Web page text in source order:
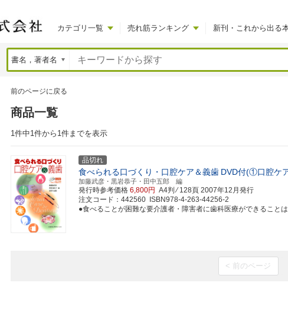
カテゴリ一覧 売れ筋ランキング 新刊・これから出る
前のページに戻る
商品一覧
1件中1件から1件までを表示
品切れ
食べられる口づくり・口腔ケア＆義歯 DVD付(①口腔ケ
加藤武彦・黒岩恭子・田中五郎 編
発行時参考価格 6,800円 A4判 ⁄ 128頁 2007年12月発行
注文コード：442560 ISBN978-4-263-44256-2
●食べることが困難な要介護者・障害者に歯科医療ができることは
< 前のページ